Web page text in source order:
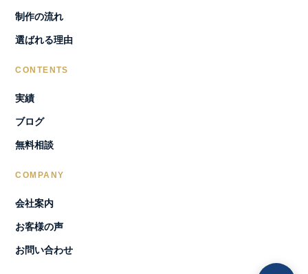
制作の流れ
選ばれる理由
CONTENTS
実績
ブログ
無料相談
COMPANY
会社案内
お客様の声
お問い合わせ